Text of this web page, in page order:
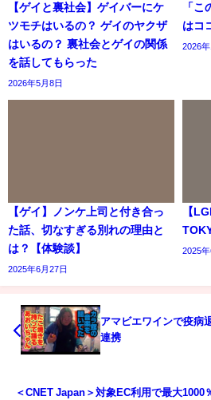
【ゲイと裏社会】ゲイバーにケ
ツモチはいるの？ ゲイのヤクザ
はいるの？ 裏社会とゲイの関係
を話してもらった
2026年5月8日
「
はコ
2026
【ゲイ】ノンケ上司と付き合っ
た話、切なすぎる別れの理由と
は？【体験談】
2025年6月27日
【
2025
アマビエワインで疫
連携
＜CNET Japan＞対象EC利用で最大1000